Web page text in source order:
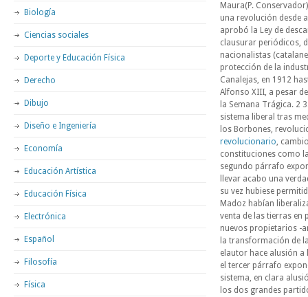
Maura(P.
una revolución desde
aprobó la Ley de
clausurar periódicos,
nacionalistas
protección de la
Canalejas, en 1912
Alfonso XIII, a pesar
la Semana Trágica. 2
sistema liberal tras
los Borbones,
revolucionario,
constituciones como
segundo párrafo
llevar acabo una
su vez hubiese
Madoz habían
venta de las tierras en
nuevos propietarios -
la transformación de
elautor hace alusión a
el tercer párrafo
sistema, en clara
los dos grandes
Biología
Ciencias sociales
Deporte y Educación Física
Derecho
Dibujo
Diseño e Ingeniería
Economía
Educación Artística
Educación Física
Electrónica
Español
Filosofía
Física